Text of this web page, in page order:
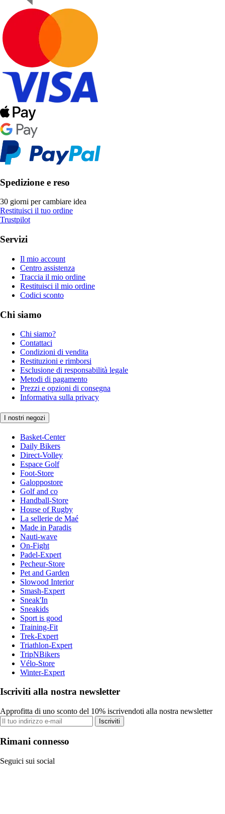
Spedizione e reso
30 giorni per cambiare idea
Restituisci il tuo ordine
Trustpilot
Servizi
Il mio account
Centro assistenza
Traccia il mio ordine
Restituisci il mio ordine
Codici sconto
Chi siamo
Chi siamo?
Contattaci
Condizioni di vendita
Restituzioni e rimborsi
Esclusione di responsabilità legale
Metodi di pagamento
Prezzi e opzioni di consegna
Informativa sulla privacy
I nostri negozi
Basket-Center
Daily Bikers
Direct-Volley
Espace Golf
Foot-Store
Galoppostore
Golf and co
Handball-Store
House of Rugby
La sellerie de Maé
Made in Paradis
Nauti-wave
On-Fight
Padel-Expert
Pecheur-Store
Pet and Garden
Slowood Interior
Smash-Expert
Sneak'In
Sneakids
Sport is good
Training-Fit
Trek-Expert
Triathlon-Expert
TripNBikers
Vélo-Store
Winter-Expert
Iscriviti alla nostra newsletter
Approfitta di uno sconto del 10% iscrivendoti alla nostra newsletter
Iscriviti
Rimani connesso
Seguici sui social